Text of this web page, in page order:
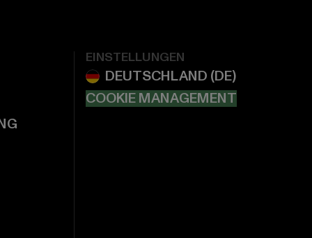
EINSTELLUNGEN
COOKIE MANAGEMENT